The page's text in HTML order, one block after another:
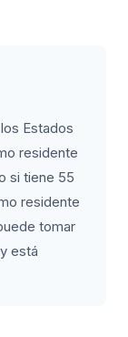
Estados
residente
si tiene 55
residente
tomar
está